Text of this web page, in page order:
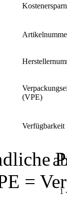
(VPE)
Verfügbarkeit
1
=